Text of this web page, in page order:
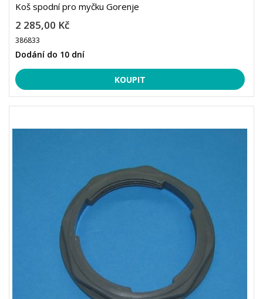
Koš spodní pro myčku Gorenje
2 285,00 Kč
386833
Dodání do 10 dní